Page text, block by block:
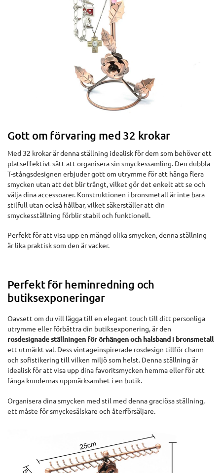
Gott om förvaring med 32 krokar
Med 32 krokar är denna ställning idealisk för dem som behöver ett
platseffektivt sätt att organisera sin smyckessamling. Den dubbla
T-stångsdesignen erbjuder gott om utrymme för att hänga flera
smycken utan att det blir trångt, vilket gör det enkelt att se och
välja dina accessoarer. Konstruktionen i bronsmetall är inte bara
stilfull utan också hållbar, vilket säkerställer att din
smyckesställning förblir stabil och funktionell.
Perfekt för att visa upp en mängd olika smycken, denna ställning
är lika praktisk som den är vacker.
Perfekt för heminredning och
butiksexponeringar
Oavsett om du vill lägga till en elegant touch till ditt personliga
utrymme eller förbättra din butiksexponering, är den
rosdesignade ställningen för örhängen och halsband i bronsmetall
ett utmärkt val. Dess vintageinspirerade rosdesign tillför charm
och sofistikering till vilken miljö som helst. Denna ställning är
idealisk för att visa upp dina favoritsmycken hemma eller för att
fånga kundernas uppmärksamhet i en butik.
Organisera dina smycken med stil med denna graciösa ställning,
ett måste för smyckesälskare och återförsäljare.